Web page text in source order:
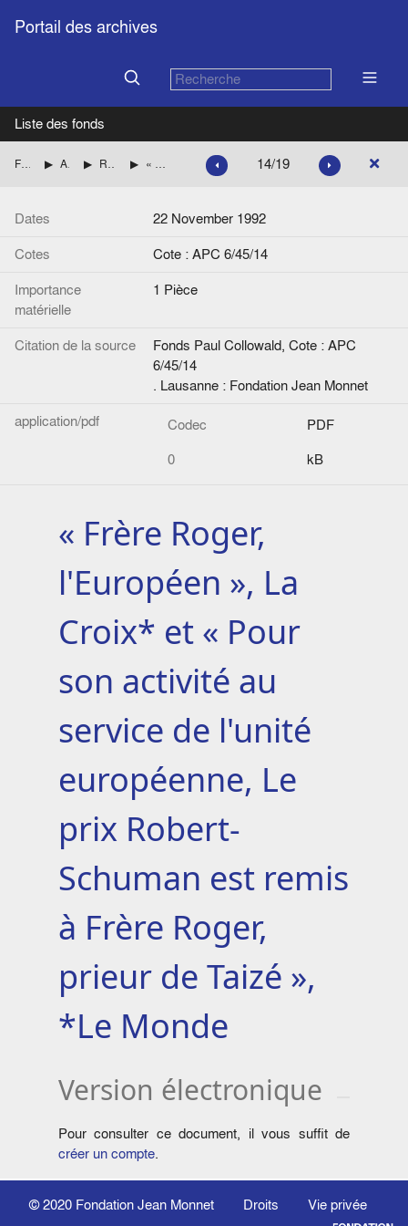
Portail des archives
Liste des fonds
Fonds Paul Collowald Articles de et sur Paul Collowald retraité Remise du prix Robert Schuman à Paul Collowald « Frère Roger, l'Européen », La Croix* et « Pour son activité au service de l'unité européenne, Le prix Robert-Schuman est remis à Frère Roger, prieur de Taizé », *Le Monde 14/19
Dates
22 November 1992
Cotes
Cote : APC 6/45/14
Importance
matérielle
1 Pièce
Citation de la source
Fonds Paul Collowald, Cote : APC
6/45/14
. Lausanne : Fondation Jean Monnet
application/pdf
Codec
PDF
0
kB
« Frère Roger,
l'Européen », La
Croix* et « Pour
son activité au
service de l'unité
européenne, Le
prix Robert-
Schuman est remis
à Frère Roger,
prieur de Taizé »,
*Le Monde
Version électronique
Pour consulter ce document, il vous suffit de
créer un compte.
© 2020 Fondation Jean Monnet Droits Vie privée